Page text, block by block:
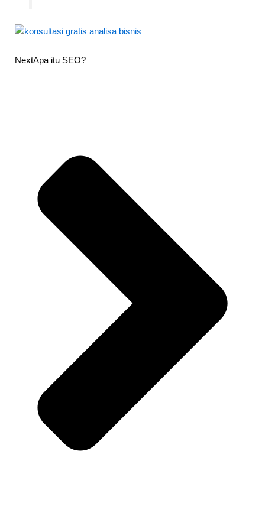
NextApa itu SEO?